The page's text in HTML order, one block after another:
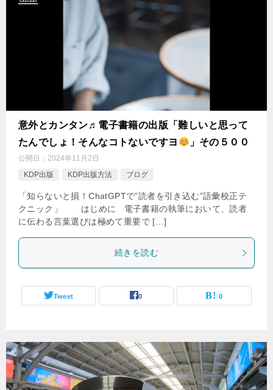
意外とカンタン♬電子書籍の出版「難しいと思って
たんでしょ！そんなコトないですヨ
」その５００
公開日： 2024年11月2日
KDP出版
KDP出版方法 ブログ
「知らないと損！ChatGPTで”読者を引き込む”語彙校正テ
クニック」 はじめに 電子書籍の執筆において、読者
に伝わる言葉選びは極めて重要で […]
続きを読む
Tweet 0 0